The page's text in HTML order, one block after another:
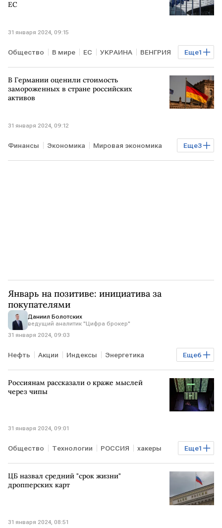
ЕС
31 января 2024, 09:15
Еще1
Общество В мире ЕС УКРАИНА ВЕНГРИЯ
СЛОВАКИЯ
В Германии оценили стоимость
замороженных в стране российских
активов
31 января 2024, 09:12
Еще3
Финансы Экономика Мировая экономика
РОССИЯ ГЕРМАНИЯ
Январь на позитиве: инициатива за
покупателями
Даниил Болотских
ведущий аналитик "Цифра брокер"
31 января 2024, 09:03
Еще6
Нефть Акции Индексы Энергетика
Рынок Мнения аналитиков
индекс Мосбиржи
Россиянам рассказали о краже мыслей
через чипы
31 января 2024, 09:01
Еще1
Общество Технологии РОССИЯ хакеры
нейрочипы
ЦБ назвал средний "срок жизни"
дропперских карт
31 января 2024, 08:51